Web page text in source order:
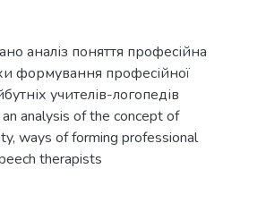
аналіз поняття професійна
формування професійної
учителів-логопедів
analysis of the concept of
ways of forming professional
therapists